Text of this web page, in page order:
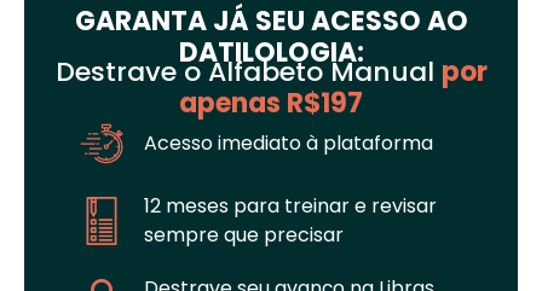
GARANTA JÁ SEU ACESSO AO
DATILOLOGIA:
Destrave o Alfabeto Manual por
apenas R$197
Acesso imediato à plataforma
12 meses para treinar e revisar
sempre que precisar